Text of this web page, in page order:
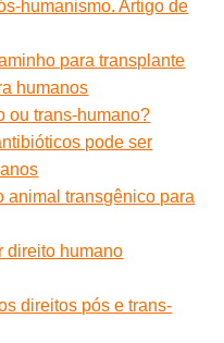
humanismo. Artigo de
para transplante
humanos
ou trans-humano?
pode ser
animal transgênico para
direito humano
direitos pós e trans-